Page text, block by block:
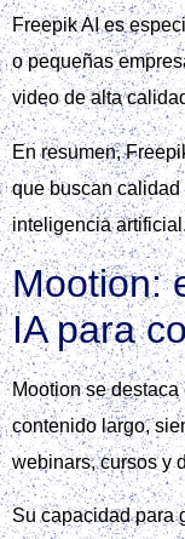
Freepik AI es
o pequeñas
video de alta
En resumen,
que buscan
inteligencia
Mootion:
IA para
Mootion se
contenido largo,
webinars, cursos y
Su capacidad para